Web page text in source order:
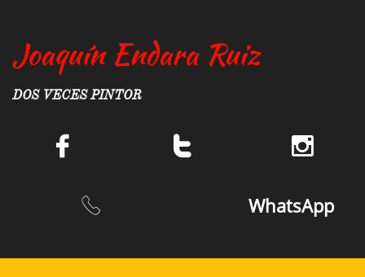
Joaquín Endara Ruiz
DOS VECES PINTOR
  
 WhatsApp